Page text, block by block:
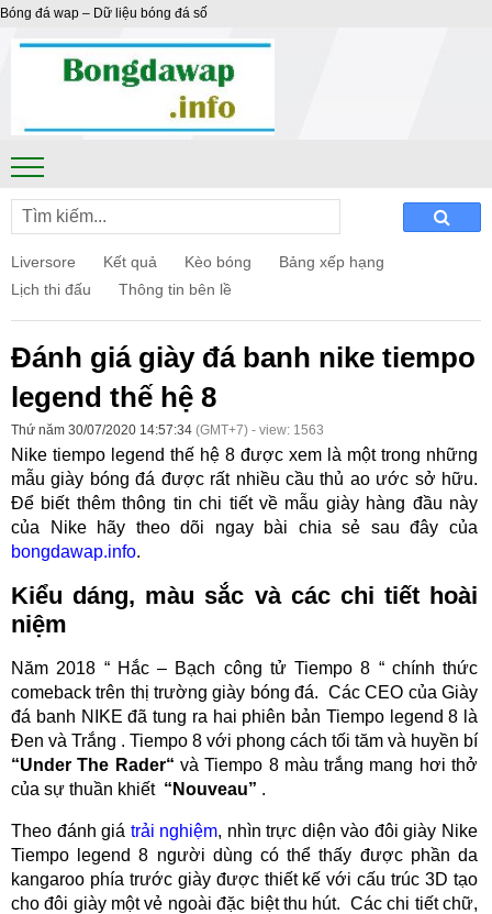
Bóng đá wap – Dữ liệu bóng đá số
Liversore Kết quả Kèo bóng
Bảng xếp hạng
Lịch thi đấu
Thông tin bên lề
Đánh giá giày đá banh nike tiempo
legend thế hệ 8
Thứ năm 30/07/2020 14:57:34 (GMT+7) - view: 1563
Nike tiempo legend thế hệ 8 được xem là một trong những
mẫu giày bóng đá được rất nhiều cầu thủ ao ước sở hữu.
Để biết thêm thông tin chi tiết về mẫu giày hàng đầu này
của Nike hãy theo dõi ngay bài chia sẻ sau đây của
bongdawap.info.
Kiểu dáng, màu sắc và các chi tiết hoài
niệm
Năm 2018 “ Hắc – Bạch công tử Tiempo 8 “ chính thức
comeback trên thị trường giày bóng đá. Các CEO của Giày
đá banh NIKE đã tung ra hai phiên bản Tiempo legend 8 là
Đen và Trắng . Tiempo 8 với phong cách tối tăm và huyền bí
“Under The Rader“ và Tiempo 8 màu trắng mang hơi thở
của sự thuần khiết “Nouveau” .
Theo đánh giá trải nghiệm, nhìn trực diện vào đôi giày Nike
Tiempo legend 8 người dùng có thể thấy được phần da
kangaroo phía trước giày được thiết kế với cấu trúc 3D tạo
cho đôi giày một vẻ ngoài đặc biệt thu hút. Các chi tiết chữ,